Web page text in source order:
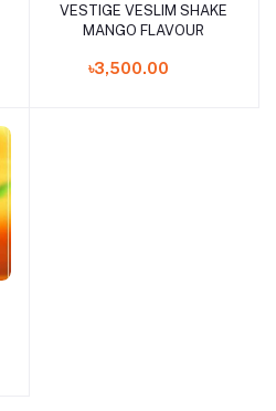
Add to cart
VESTIGE VESLIM SHAKE
MANGO FLAVOUR
৳3,500.00